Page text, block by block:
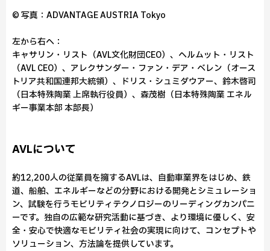
© 写真：ADVANTAGE AUSTRIA Tokyo
左から右へ：
キャサリン・リスト（AVL文化財団CEO）、ヘルムット・リスト
（AVL CEO）、アレクサンダー・ファン・デア・ベレン（オース
トリア共和国連邦大統領）、ドリス・シュミダウアー、鈴木啓司
（日本特殊陶業 上席執行役員）、森茂樹（日本特殊陶業 エネル
ギー事業本部 本部長）
AVLについて
約12,200人の従業員を擁するAVLは、自動車業界をはじめ、鉄
道、船舶、エネルギーなどの分野における開発とシミュレーショ
ン、試験を行うモビリティテクノロジーのリーディングカンパニ
ーです。独自の広範な研究活動に基づき、より環境に優しく、安
全・安心で快適なモビリティ社会の実現に向けて、コンセプトや
ソリューション、方法論を提供しています。